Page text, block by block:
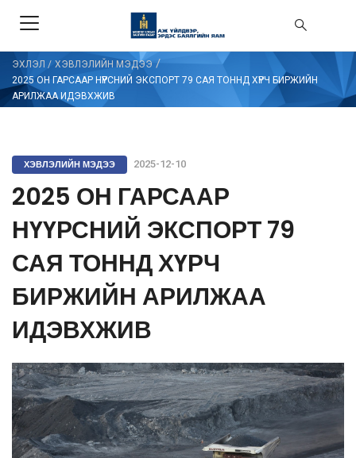
ЭХЛЭЛ / ХЭВЛЭЛИЙН МЭДЭЭ/
2025 ОН ГАРСААР НҮҮРСНИЙ ЭКСПОРТ 79 САЯ ТОННД ХҮРЧ БИРЖИЙН
АРИЛЖАА ИДЭВХЖИВ
ХЭВЛЭЛИЙН МЭДЭЭ 2025-12-10
2025 ОН ГАРСААР
НҮҮРСНИЙ ЭКСПОРТ 79
САЯ ТОННД ХҮРЧ
БИРЖИЙН АРИЛЖАА
ИДЭВХЖИВ